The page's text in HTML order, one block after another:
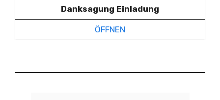
Danksagung Einladung
ÖFFNEN